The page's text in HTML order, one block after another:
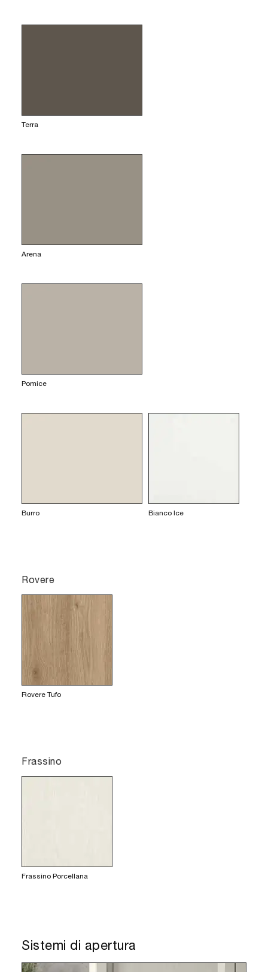
Terra
Arena
Pomice
Burro Bianco Ice
Rovere
Rovere Tufo
Frassino
Frassino Porcellana
Sistemi di apertura